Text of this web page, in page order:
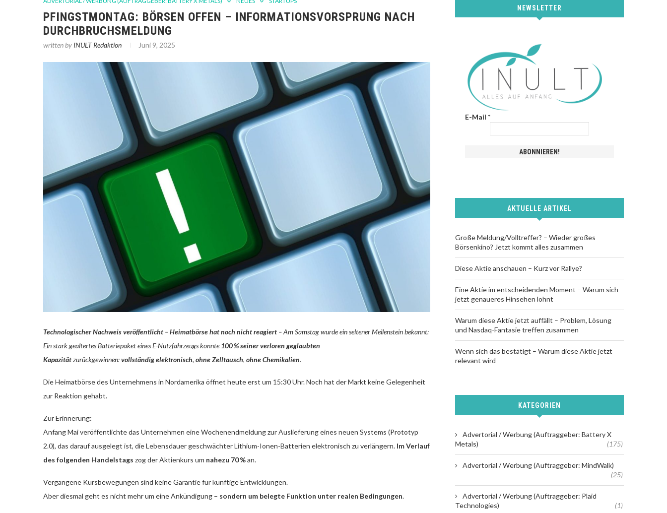
PFINGSTMONTAG: BÖRSEN OFFEN – INFORMATIONSVORSPRUNG NACH
DURCHBRUCHSMELDUNG
written by INULT Redaktion Juni 9, 2025
Technologischer Nachweis veröffentlicht – Heimatbörse hat noch nicht reagiert –Am Samstag wurde ein seltener Meilenstein bekannt:
Ein stark gealtertes Batteriepaket eines E-Nutzfahrzeugs konnte 100 % seiner verloren geglaubten
Kapazitätzurückgewinnen:vollständig elektronisch, ohne Zelltausch, ohne Chemikalien.
Die Heimatbörse des Unternehmens in Nordamerika öffnet heute erst um 15:30 Uhr. Noch hat der Markt keine Gelegenheit
zur Reaktion gehabt.
Zur Erinnerung:
Anfang Mai veröffentlichte das Unternehmen eine Wochenendmeldung zur Auslieferung eines neuen Systems (Prototyp
2.0), das darauf ausgelegt ist, die Lebensdauer geschwächter Lithium-Ionen-Batterien elektronisch zu verlängern. Im Verlauf
des folgenden Handelstags zog der Aktienkurs um nahezu 70 %an.
Vergangene Kursbewegungen sind keine Garantie für künftige Entwicklungen.
Aber diesmal geht es nicht mehr um eine Ankündigung – sondern um belegte Funktion unter realen Bedingungen.
NEWSLETTER
E-Mail *
AKTUELLE ARTIKEL
Große Meldung/Volltreffer? – Wieder großes
Börsenkino? Jetzt kommt alles zusammen
Diese Aktie anschauen – Kurz vor Rallye?
Eine Aktie im entscheidenden Moment – Warum sich
jetzt genaueres Hinsehen lohnt
Warum diese Aktie jetzt auffällt – Problem, Lösung
und Nasdaq-Fantasie treffen zusammen
Wenn sich das bestätigt – Warum diese Aktie jetzt
relevant wird
KATEGORIEN
Advertorial / Werbung (Auftraggeber: Battery X
Metals)
(175)
Advertorial / Werbung (Auftraggeber: MindWalk)
(25)
Advertorial / Werbung (Auftraggeber: Plaid
Technologies)
(1)